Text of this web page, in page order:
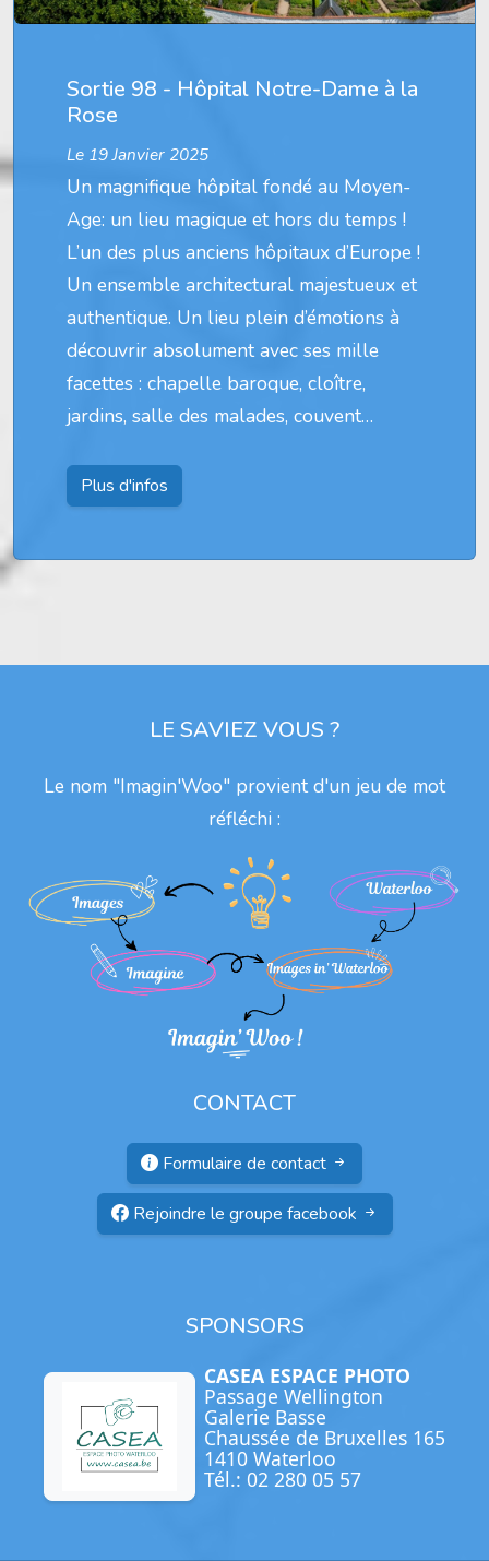
Sortie 98 - Hôpital Notre-Dame à la
Rose
Le 19 Janvier 2025
Un magnifique hôpital fondé au Moyen-
Age: un lieu magique et hors du temps !
L’un des plus anciens hôpitaux d’Europe !
Un ensemble architectural majestueux et
authentique. Un lieu plein d’émotions à
découvrir absolument avec ses mille
facettes : chapelle baroque, cloître,
jardins, salle des malades, couvent…
Plus d'infos
LE SAVIEZ VOUS ?
Le nom "Imagin'Woo" provient d'un jeu de mot
réfléchi :
CONTACT
Formulaire de contact
Rejoindre le groupe facebook
SPONSORS
CASEA ESPACE PHOTO
Passage Wellington
Galerie Basse
Chaussée de Bruxelles 165
1410 Waterloo
Tél.: 02 280 05 57